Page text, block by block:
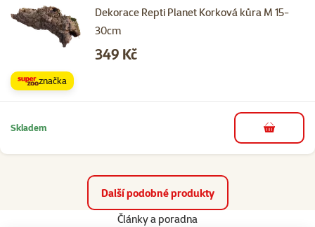
Dekorace Repti Planet Korková kůra M 15-
30cm
Cena
349 Kč
značka
Skladem do košíku
Další podobné produkty
Články a poradna